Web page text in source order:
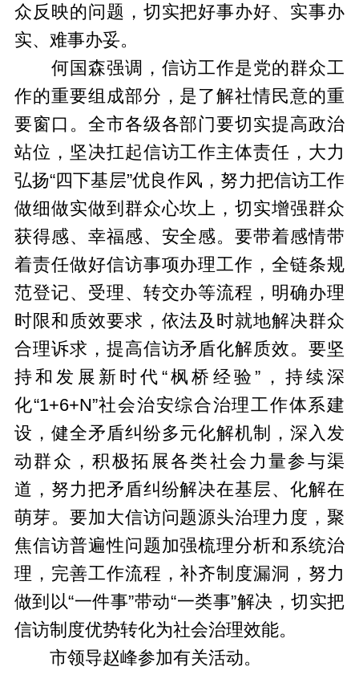
众反映的问题，切实把好事办好、实事办
实、难事办妥。
何国森强调，信访工作是党的群众工
作的重要组成部分，是了解社情民意的重
要窗口。全市各级各部门要切实提高政治
站位，坚决扛起信访工作主体责任，大力
弘扬“四下基层”优良作风，努力把信访工作
做细做实做到群众心坎上，切实增强群众
获得感、幸福感、安全感。要带着感情带
着责任做好信访事项办理工作，全链条规
范登记、受理、转交办等流程，明确办理
时限和质效要求，依法及时就地解决群众
合理诉求，提高信访矛盾化解质效。要坚
持和发展新时代“枫桥经验”，持续深
化“1+6+N”社会治安综合治理工作体系建
设，健全矛盾纠纷多元化解机制，深入发
动群众，积极拓展各类社会力量参与渠
道，努力把矛盾纠纷解决在基层、化解在
萌芽。要加大信访问题源头治理力度，聚
焦信访普遍性问题加强梳理分析和系统治
理，完善工作流程，补齐制度漏洞，努力
做到以“一件事”带动“一类事”解决，切实把
信访制度优势转化为社会治理效能。
市领导赵峰参加有关活动。